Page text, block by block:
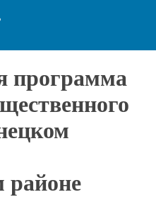
программа
районе